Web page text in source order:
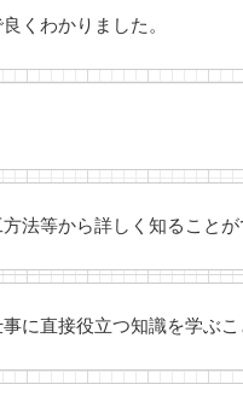
くわかりました。
法等から詳しく知ることが
に直接役立つ知識を学ぶこ